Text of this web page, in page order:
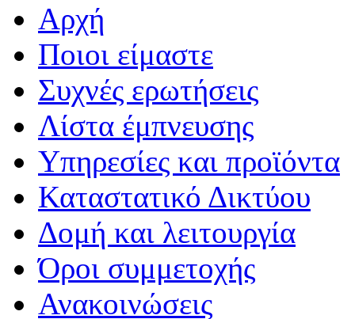
Αρχή
Ποιοι είμαστε
Συχνές ερωτήσεις
Λίστα έμπνευσης
Υπηρεσίες και προϊόντα
Καταστατικό Δικτύου
Δομή και λειτουργία
Όροι συμμετοχής
Ανακοινώσεις